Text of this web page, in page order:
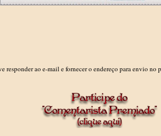
responder ao e-mail e fornecer o endereço para envio no